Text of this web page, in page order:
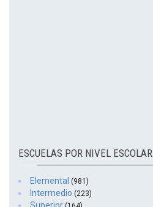
ESCUELAS POR NIVEL ESCOLAR
Elemental (981)
Intermedio (223)